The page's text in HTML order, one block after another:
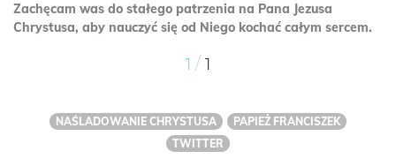
Zachęcam was do stałego patrzenia na Pana Jezusa
Chrystusa, aby nauczyć się od Niego kochać całym sercem.
1 / 1
NAŚLADOWANIE CHRYSTUSA
PAPIEŻ FRANCISZEK
TWITTER